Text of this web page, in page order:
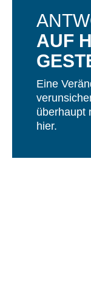
AUF
Eine
überhaupt
hier.